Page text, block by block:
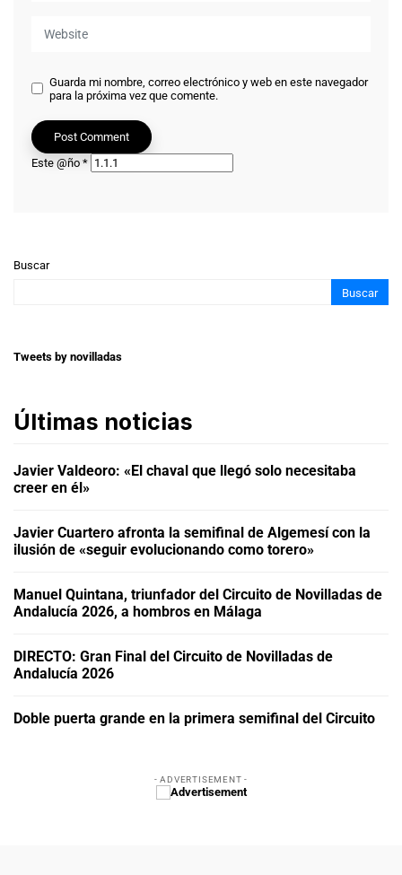
Guarda mi nombre, correo electrónico y web en este navegador
para la próxima vez que comente.
Este @ño *
Buscar
Buscar
Tweets by novilladas
Últimas noticias
Javier Valdeoro: «El chaval que llegó solo necesitaba
creer en él»
Javier Cuartero afronta la semifinal de Algemesí con la
ilusión de «seguir evolucionando como torero»
Manuel Quintana, triunfador del Circuito de Novilladas de
Andalucía 2026, a hombros en Málaga
DIRECTO: Gran Final del Circuito de Novilladas de
Andalucía 2026
Doble puerta grande en la primera semifinal del Circuito
- ADVERTISEMENT -